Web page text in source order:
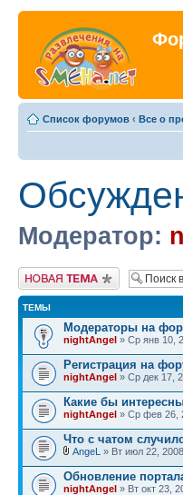
Список форумов ‹ Все о
Модератор:
Новая тема
ТЕМЫ
Модераторы на
nightAngel » Ср янв 10,
Регистрация на
nightAngel » Ср дек 17,
Какие бы
nightAngel » Ср фев 26,
Что с чатом
AngeL » Вт июл 22,
Обновление
nightAngel » Вт окт 23,